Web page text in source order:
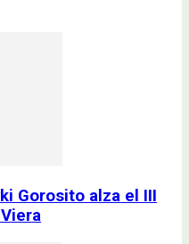
Gorosito alza el III